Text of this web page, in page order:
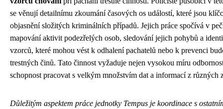
se věnují detailnímu zkoumání časových os událostí, které jsou
objasnění složitých kriminálních případů. Jejich práce spočívá v
mapování aktivit podezřelých osob, sledování jejich pohybů a
vzorců, které mohou vést k odhalení pachatelů nebo k prevenci
trestných činů. Tato činnost vyžaduje nejen vysokou míru
schopnost pracovat s velkým množstvím dat a informací z různých
Důležitým aspektem práce jednotky Tempus je koordinace s